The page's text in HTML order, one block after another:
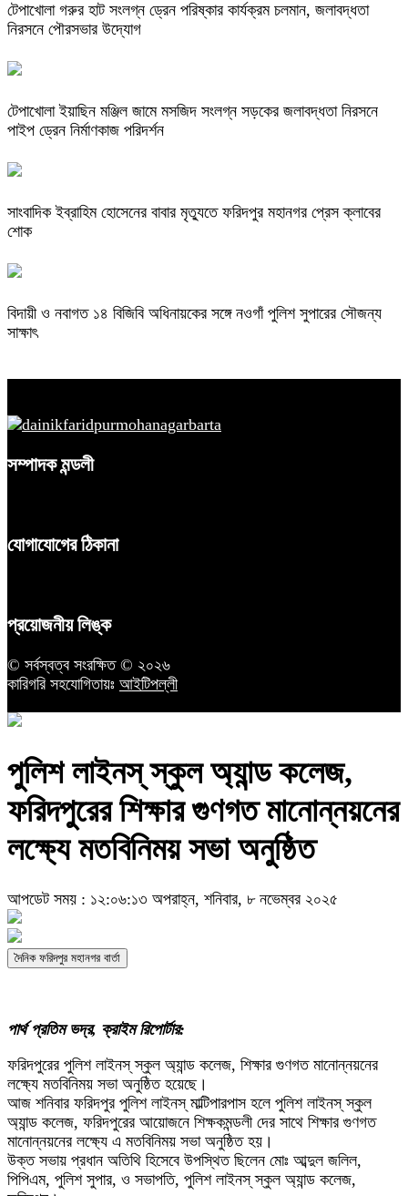
টেপাখোলা গরুর হাট সংলগ্ন ড্রেন পরিষ্কার কার্যক্রম চলমান, জলাবদ্ধতা
নিরসনে পৌরসভার উদ্যোগ
টেপাখোলা ইয়াছিন মঞ্জিল জামে মসজিদ সংলগ্ন সড়কের জলাবদ্ধতা নিরসনে
পাইপ ড্রেন নির্মাণকাজ পরিদর্শন
সাংবাদিক ইব্রাহিম হোসেনের বাবার মৃত্যুতে ফরিদপুর মহানগর প্রেস ক্লাবের
শোক
বিদায়ী ও নবাগত ১৪ বিজিবি অধিনায়কের সঙ্গে নওগাঁ পুলিশ সুপারের সৌজন্য
সাক্ষাৎ
সম্পাদক মন্ডলী
যোগাযোগের ঠিকানা
প্রয়োজনীয় লিঙ্ক
© সর্বস্বত্ব সংরক্ষিত © ২০২৬
কারিগরি সহযোগিতায়ঃ আইটিপল্লী
পুলিশ লাইনস্ স্কুল অ্যান্ড কলেজ,
ফরিদপুরের শিক্ষার গুণগত মানোন্নয়নের
লক্ষ্যে মতবিনিময় সভা অনুষ্ঠিত
আপডেট সময় : ১২:০৬:১৩ অপরাহ্ন, শনিবার, ৮ নভেম্বর ২০২৫
দৈনিক ফরিদপুর মহানগর বার্তা
পার্থ প্রতিম ভদ্র, ক্রাইম রিপোর্টার:
ফরিদপুরের পুলিশ লাইনস্ স্কুল অ্যান্ড কলেজ, শিক্ষার গুণগত মানোন্নয়নের
লক্ষ্যে মতবিনিময় সভা অনুষ্ঠিত হয়েছে।
আজ শনিবার ফরিদপুর পুলিশ লাইনস্ মাল্টিপারপাস হলে পুলিশ লাইনস্ স্কুল
অ্যান্ড কলেজ, ফরিদপুরের আয়োজনে শিক্ষকমন্ডলী দের সাথে শিক্ষার গুণগত
মানোন্নয়নের লক্ষ্যে এ মতবিনিময় সভা অনুষ্ঠিত হয়।
উক্ত সভায় প্রধান অতিথি হিসেবে উপস্থিত ছিলেন মোঃ আব্দুল জলিল,
পিপিএম, পুলিশ সুপার, ও সভাপতি, পুলিশ লাইনস্ স্কুল অ্যান্ড কলেজ,